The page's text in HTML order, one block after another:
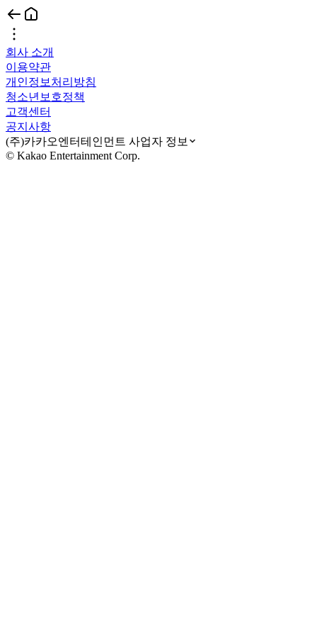
회사 소개
이용약관
개인정보처리방침
청소년보호정책
고객센터
공지사항
(주)카카오엔터테인먼트 사업자 정보
© Kakao Entertainment Corp.